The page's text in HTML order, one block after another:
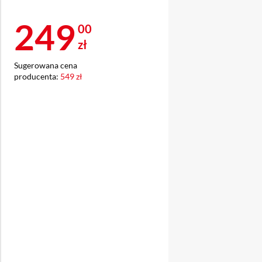
Cena 249 zł
249 00
zł
Sugerowana cena
producenta: 549 zł